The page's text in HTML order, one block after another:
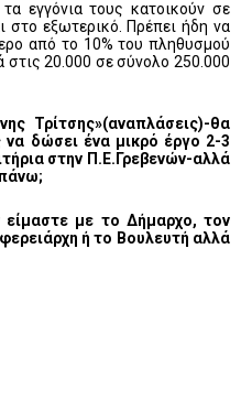
εγγόνια τους κατοικούν σε
εξωτερικό. Πρέπει ήδη να
από το 10% του πληθυσμού
στις 20.000 σε σύνολο 250.000
Τρίτσης»(αναπλάσεις)-θα
δώσει ένα μικρό έργο 2-3
στην Π.Ε.Γρεβενών-αλλά
είμαστε με το Δήμαρχο, τον
ή το Βουλευτή αλλά